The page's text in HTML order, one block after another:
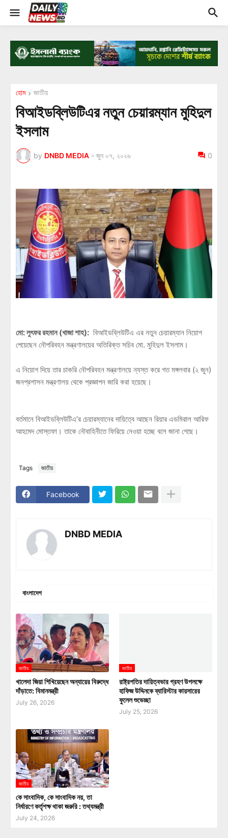
হোম জাতীয়
বিআইডব্লিউটিএর নতুন চেয়ারম্যান মুহিদুল
ইসলাম
by DNBD MEDIA - জুন ০৭, ২০২৬ 0
মো: লুৎফর রহমান (খাজা শাহ): বিআইডব্লিউটিএ এর নতুন চেয়ারম্যান নিয়োগ
পেয়েছেন নৌপরিবহন মন্ত্রণালয়ের অতিরিক্ত সচিব মো. মুহিদুল ইসলাম।
এ নিয়োগ দিয়ে তার চাকরি নৌপরিবহন মন্ত্রণালয়ে ন্যস্ত করে গত মঙ্গলবার (২ জুন)
জনপ্রশাসন মন্ত্রণালয় থেকে প্রজ্ঞাপন জারি করা হয়েছে।
বর্তমানে বিআইডব্লিউটিএ’র চেয়ারম্যানের দায়িত্বে আছেন রিয়ার এডমিরাল আরিফ
আহমেদ মোস্তফা। তাকে নৌবাহিনীতে ফিরিয়ে নেওয়া হচ্ছে বলে জানা গেছে।
Tags জাতীয়
Facebook
DNBD MEDIA
বাংলাদেশ
জাতীয়
খালেদা জিয়া শিখিয়েছেন অন্যায়ের বিরুদ্ধে
দাঁড়াতে: বিমানমন্ত্রী
July 26, 2026
জাতীয়
রাষ্ট্রপতির দায়িত্বভার গ্রহণ উপলক্ষে
হাফিজ উদ্দিনকে ব্যারিস্টার কায়সারের
ফুলেল শুভেচ্ছা
July 25, 2026
জাতীয়
কে সাংবাদিক, কে সাংবাদিক নয়, তা
নির্ধারণে কর্তৃপক্ষ থাকা জরুরি : তথ্যমন্ত্রী
July 24, 2026